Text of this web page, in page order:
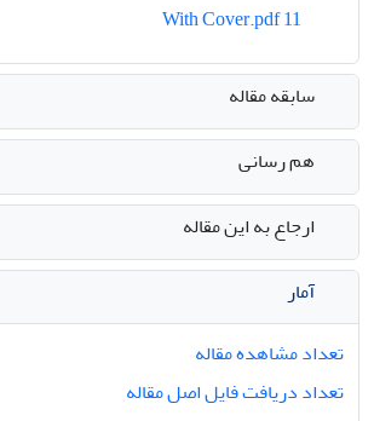
سابقه مقاله
هم رسانی
ارجاع به این مقاله
آمار
تعداد مشاهده مقاله
تعداد دریافت فایل اصل مقاله